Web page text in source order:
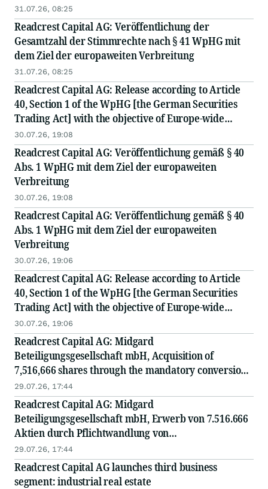
31.07.26, 08:25
Readcrest Capital AG: Veröffentlichung der
Gesamtzahl der Stimmrechte nach § 41 WpHG mit
dem Ziel der europaweiten Verbreitung
31.07.26, 08:25
Readcrest Capital AG: Release according to Article
40, Section 1 of the WpHG [the German Securities
Trading Act] with the objective of Europe-wide
distribution
30.07.26, 19:08
Readcrest Capital AG: Veröffentlichung gemäß § 40
Abs. 1 WpHG mit dem Ziel der europaweiten
Verbreitung
30.07.26, 19:08
Readcrest Capital AG: Veröffentlichung gemäß § 40
Abs. 1 WpHG mit dem Ziel der europaweiten
Verbreitung
30.07.26, 19:06
Readcrest Capital AG: Release according to Article
40, Section 1 of the WpHG [the German Securities
Trading Act] with the objective of Europe-wide
distribution
30.07.26, 19:06
Readcrest Capital AG: Midgard
Beteiligungsgesellschaft mbH, Acquisition of
7,516,666 shares through the mandatory conversion
of convertible bonds at a conversion price of EUR
1.20
29.07.26, 17:44
Readcrest Capital AG: Midgard
Beteiligungsgesellschaft mbH, Erwerb von 7.516.666
Aktien durch Pflichtwandlung von
Wandelschuldverschreibungen zum Wandlungspreis
von EUR 1,20
29.07.26, 17:44
Readcrest Capital AG launches third business
segment: industrial real estate